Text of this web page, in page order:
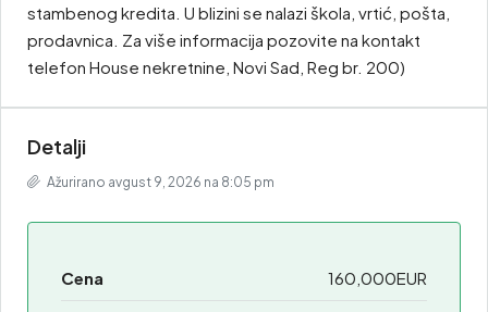
stambenog kredita. U blizini se nalazi škola, vrtić, pošta,
prodavnica. Za više informacija pozovite na kontakt
telefon House nekretnine, Novi Sad, Reg br. 200)
Detalji
Ažurirano avgust 9, 2026 na 8:05 pm
Cena 160,000EUR